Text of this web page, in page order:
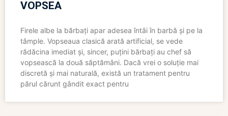
VOPSEA
Firele albe la bărbați apar adesea întâi în barbă și pe la
tâmple. Vopseaua clasică arată artificial, se vede
rădăcina imediat și, sincer, puțini bărbați au chef să
vopsească la două săptămâni. Dacă vrei o soluție mai
discretă și mai naturală, există un tratament pentru
părul cărunt gândit exact pentru